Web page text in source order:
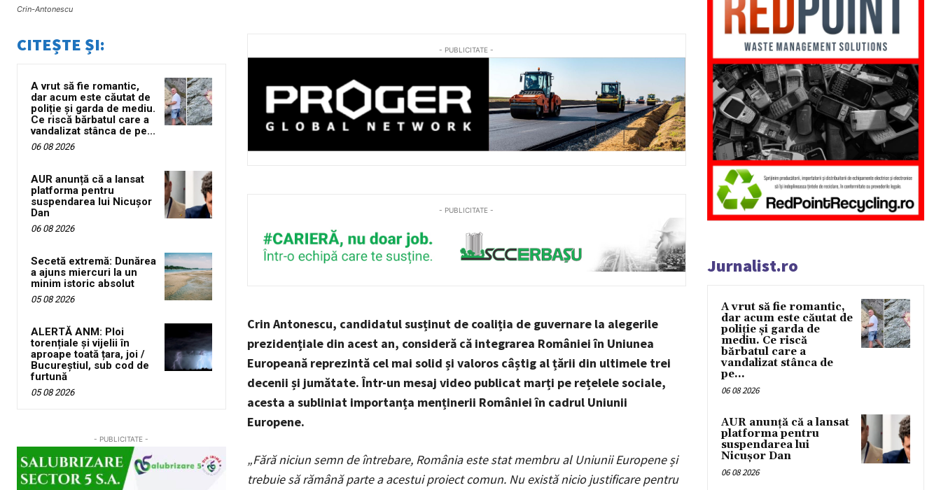
Crin-Antonescu
CITEȘTE ȘI:
A vrut să fie romantic,
dar acum este căutat de
poliție și garda de mediu.
Ce riscă bărbatul care a
vandalizat stânca de pe...
06 08 2026
AUR anunță că a lansat
platforma pentru
suspendarea lui Nicușor
Dan
06 08 2026
Secetă extremă: Dunărea
a ajuns miercuri la un
minim istoric absolut
05 08 2026
ALERTĂ ANM: Ploi
torențiale și vijelii în
aproape toată țara, joi /
Bucureștiul, sub cod de
furtună
05 08 2026
- PUBLICITATE -
- PUBLICITATE -
- PUBLICITATE -
Crin Antonescu, candidatul susținut de coaliția de guvernare la alegerile
prezidențiale din acest an, consideră că integrarea României în Uniunea
Europeană reprezintă cel mai solid și valoros câștig al țării din ultimele trei
decenii și jumătate. Într-un mesaj video publicat marți pe rețelele sociale,
acesta a subliniat importanța menținerii României în cadrul Uniunii
Europene.
„Fără niciun semn de întrebare, România este stat membru al Uniunii Europene și
trebuie să rămână parte a acestui proiect comun. Nu există nicio justificare pentru
Jurnalist.ro
A vrut să fie romantic,
dar acum este căutat de
poliție și garda de
mediu. Ce riscă
bărbatul care a
vandalizat stânca de
pe...
06 08 2026
AUR anunță că a lansat
platforma pentru
suspendarea lui
Nicușor Dan
06 08 2026